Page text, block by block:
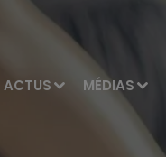
ACTUS MÉDIAS